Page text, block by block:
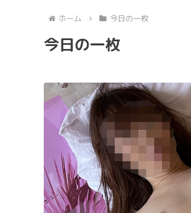
ホーム 今日の一枚
今日の一枚